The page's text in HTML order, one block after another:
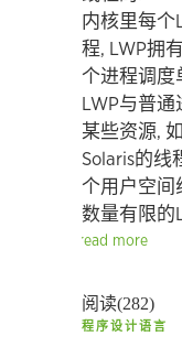
内核里每个
程, LWP拥
个进程调度
LWP与普
某些资源,
Solaris的线
个用户空间
数量有限的
read more
阅读(282)
程序设计语言